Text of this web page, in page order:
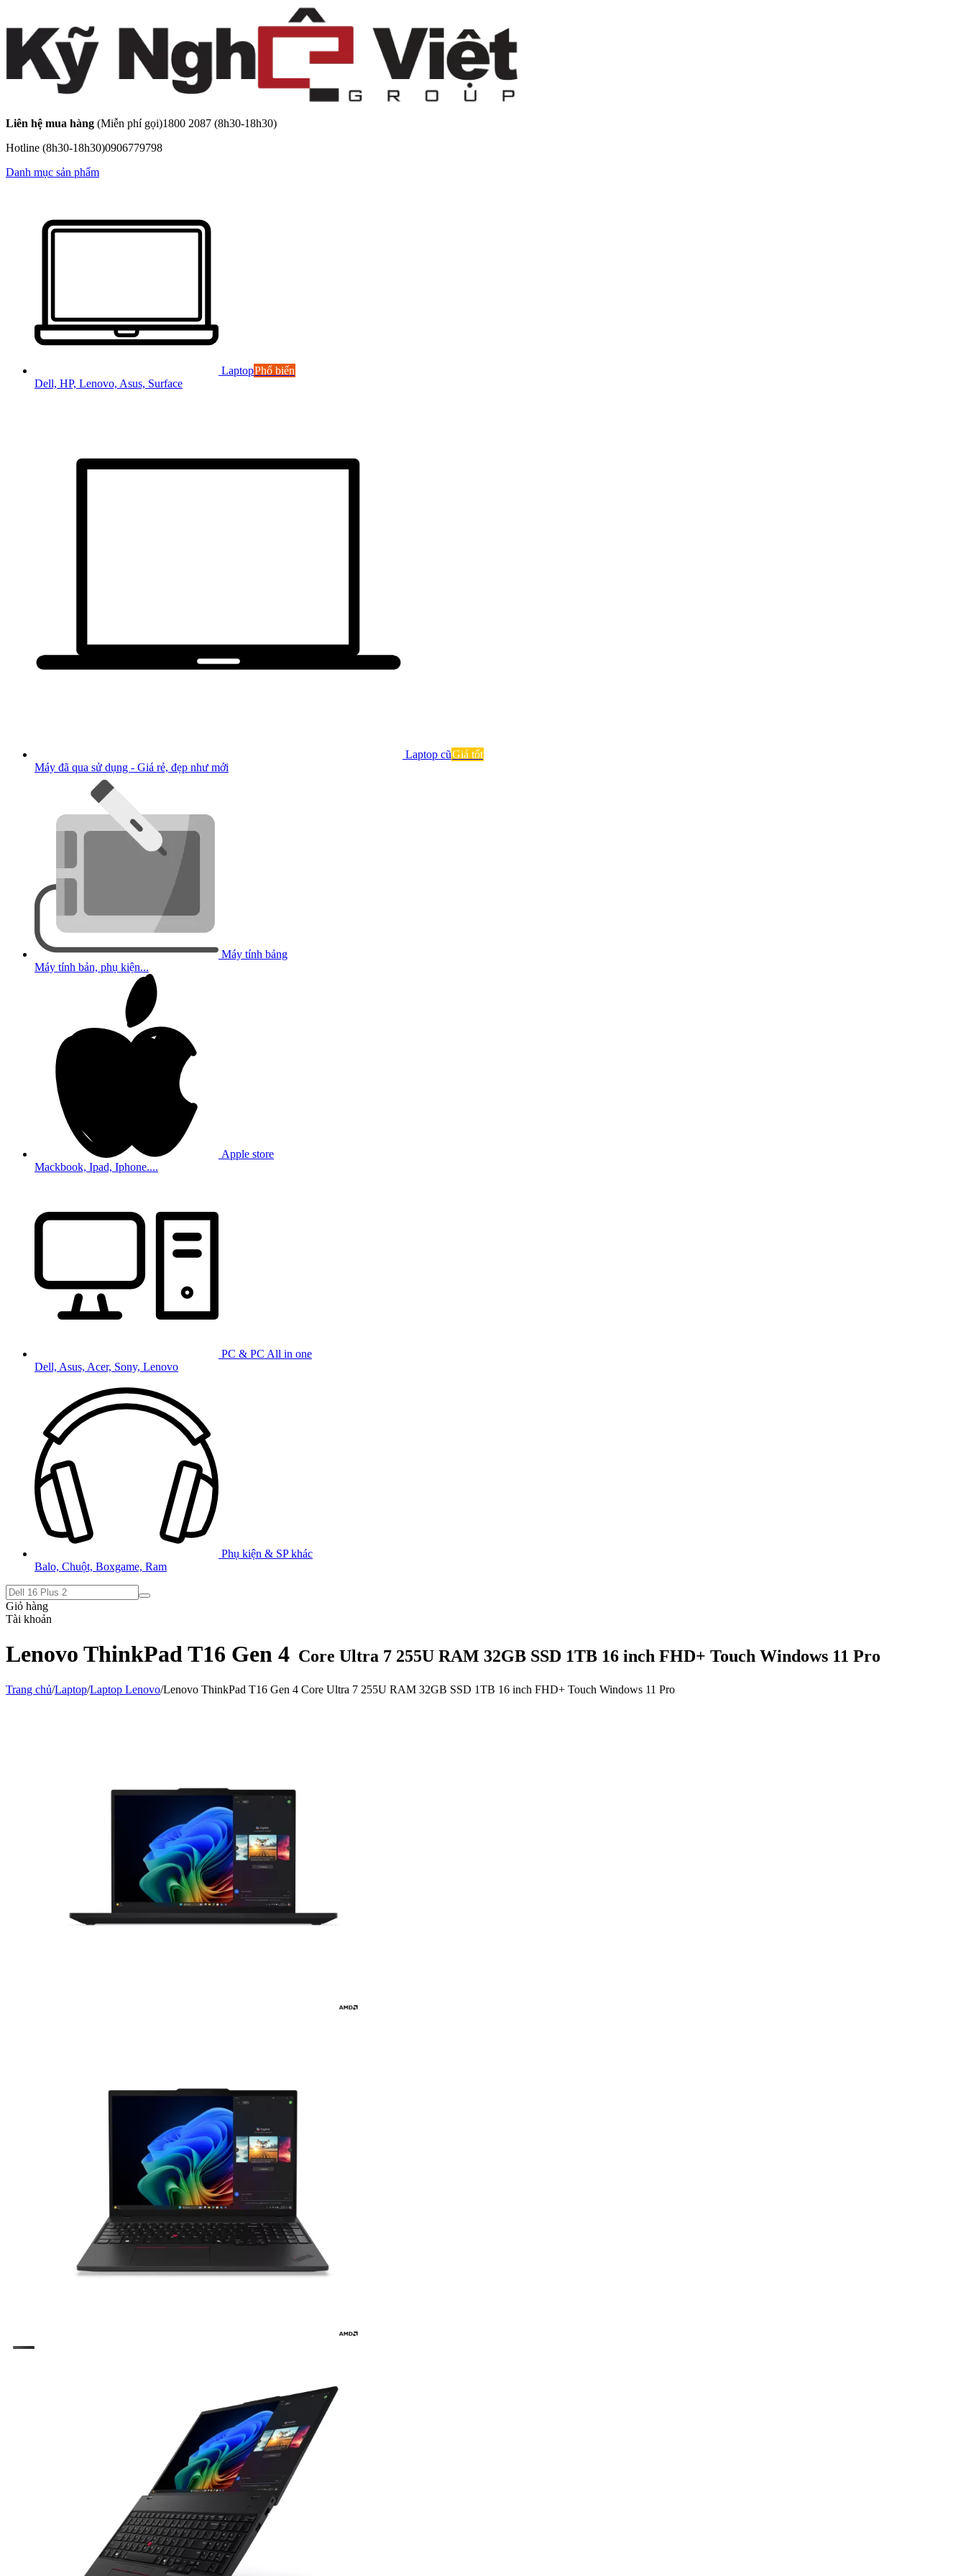
Liên hệ mua hàng (Miễn phí gọi)1800 2087 (8h30-18h30)
Hotline (8h30-18h30)0906779798
Danh mục sản phẩm
LaptopPhổ biến
Dell, HP, Lenovo, Asus, Surface
Laptop cũGiá tốt
Máy đã qua sử dụng - Giá rẻ, đẹp như mới
Máy tính bảng
Máy tính bản, phụ kiện...
Apple store
Mackbook, Ipad, Iphone....
PC & PC All in one
Dell, Asus, Acer, Sony, Lenovo
Phụ kiện & SP khác
Balo, Chuột, Boxgame, Ram
Giỏ hàng
Tài khoản
Lenovo ThinkPad T16 Gen 4 Core Ultra 7 255U RAM 32GB SSD 1TB 16 inch FHD+ Touch Windows 11 Pro
Trang chủ/Laptop/Laptop Lenovo/Lenovo ThinkPad T16 Gen 4 Core Ultra 7 255U RAM 32GB SSD 1TB 16 inch FHD+ Touch Windows 11 Pro